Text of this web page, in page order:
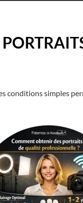
conditions simples